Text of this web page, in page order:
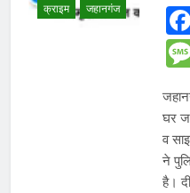
क्राइम जहानगंज
घर
व
ने
है।